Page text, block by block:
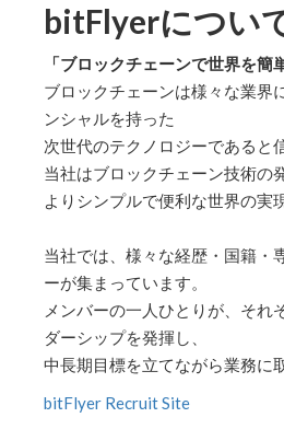
bitFlyerについ
「ブロックチェーンで世界を簡
ブロックチェーンは様々な業界
ンシャルを持った
次世代のテクノロジーであると
当社はブロックチェーン技術の
よりシンプルで便利な世界の実
当社では、様々な経歴・国籍・
ーが集まっています。
メンバーの一人ひとりが、それ
ダーシップを発揮し、
中長期目標を立てながら業務に
bitFlyer Recruit Site